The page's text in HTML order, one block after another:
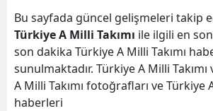
Bu sayfada güncel gelişmeleri takip
Türkiye A Milli Takımı ile ilgili en
son dakika Türkiye A Milli Takımı
sunulmaktadır. Türkiye A Milli
A Milli Takımı fotoğrafları ve Türkiye
haberleri